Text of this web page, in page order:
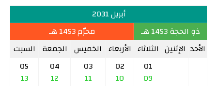
أبريل 2031
ذو الحجة 1453 هـ
محرّم 1453 هـ
الأحد الإثنين الثلاثاء الأربعاء الخميس الجمعة السبت
01
09
02
10
03
11
04
12
05
13